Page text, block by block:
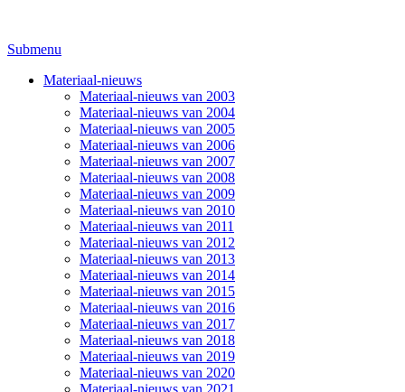
Submenu
Materiaal-nieuws
Materiaal-nieuws van 2003
Materiaal-nieuws van 2004
Materiaal-nieuws van 2005
Materiaal-nieuws van 2006
Materiaal-nieuws van 2007
Materiaal-nieuws van 2008
Materiaal-nieuws van 2009
Materiaal-nieuws van 2010
Materiaal-nieuws van 2011
Materiaal-nieuws van 2012
Materiaal-nieuws van 2013
Materiaal-nieuws van 2014
Materiaal-nieuws van 2015
Materiaal-nieuws van 2016
Materiaal-nieuws van 2017
Materiaal-nieuws van 2018
Materiaal-nieuws van 2019
Materiaal-nieuws van 2020